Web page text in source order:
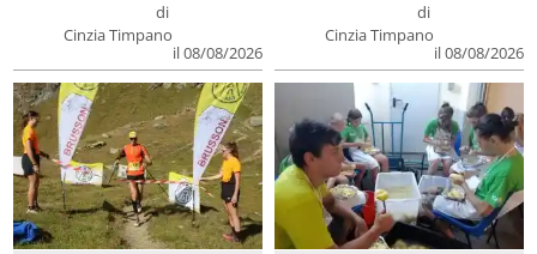
di
Cinzia Timpano
il 08/08/2026
di
Cinzia Timpano
il 08/08/2026